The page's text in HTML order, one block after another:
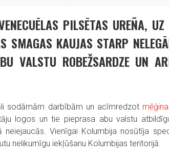
PILSĒTAS UREÑA, UZ
SMAGAS KAUJAS STARP
VALSTU ROBEŽSARDZE UN
sodāmām darbībām un acīmredzot
logos un tie pieprasa abu valstu
Vienīgai Kolumbija nosūtīja
nelikumīgu iekļūšanu Kolumbijas teritorijā.